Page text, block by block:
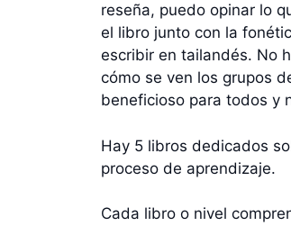
reseña, puedo opinar lo
el libro junto con la
escribir en tailandés. No
cómo se ven los grupos
beneficioso para todos y
Hay 5 libros dedicados
proceso de aprendizaje.
Cada libro o nivel